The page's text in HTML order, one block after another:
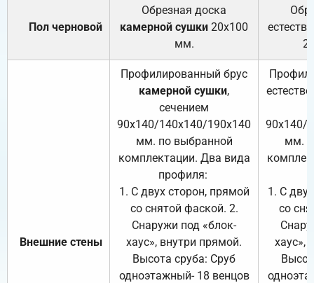
Пол черновой
Обрезная доска
камерной сушки 20х100
мм.
Внешние стены
Профилированный брус
камерной сушки,
сечением
90х140/140х140/190х140
мм. по выбранной
комплектации. Два вида
профиля:
1. С двух сторон, прямой
со снятой фаской. 2.
Снаружи под «блок-
хаус», внутри прямой.
Высота сруба: Сруб
одноэтажный- 18 венцов
90х140/
мм.
1. С
со
хаус»,